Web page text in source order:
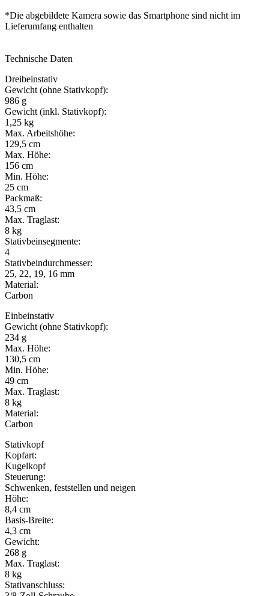
*Die abgebildete Kamera sowie das Smartphone sind nicht im
Lieferumfang enthalten
Technische Daten
Dreibeinstativ
Gewicht (ohne Stativkopf):
986 g
Gewicht (inkl. Stativkopf):
1,25 kg
Max. Arbeitshöhe:
129,5 cm
Max. Höhe:
156 cm
Min. Höhe:
25 cm
Packmaß:
43,5 cm
Max. Traglast:
8 kg
Stativbeinsegmente:
4
Stativbeindurchmesser:
25, 22, 19, 16 mm
Material:
Carbon
Einbeinstativ
Gewicht (ohne Stativkopf):
234 g
Max. Höhe:
130,5 cm
Min. Höhe:
49 cm
Max. Traglast:
8 kg
Material:
Carbon
Stativkopf
Kopfart:
Kugelkopf
Steuerung:
Schwenken, feststellen und neigen
Höhe:
8,4 cm
Basis-Breite:
4,3 cm
Gewicht:
268 g
Max. Traglast:
8 kg
Stativanschluss: